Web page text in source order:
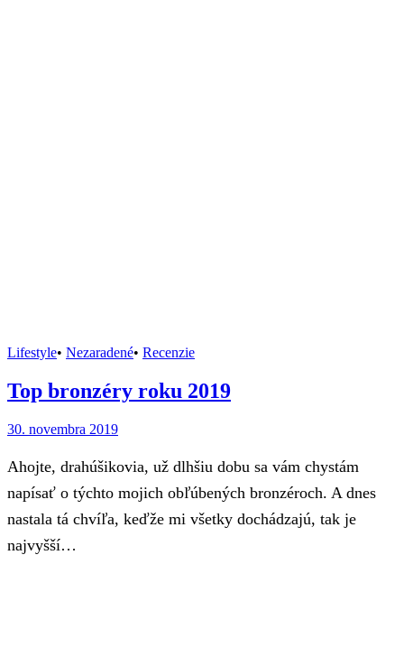
Lifestyle• Nezaradené• Recenzie
Top bronzéry roku 2019
30. novembra 2019
Ahojte, drahúšikovia, už dlhšiu dobu sa vám chystám
napísať o týchto mojich obľúbených bronzéroch. A dnes
nastala tá chvíľa, keďže mi všetky dochádzajú, tak je
najvyšší…